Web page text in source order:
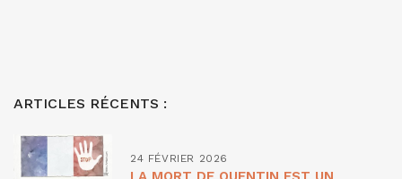
ARTICLES RÉCENTS :
24 FÉVRIER 2026